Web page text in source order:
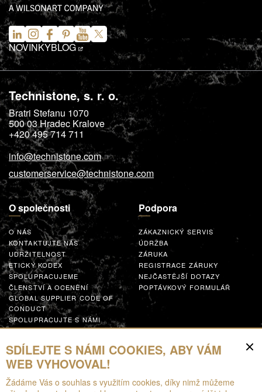
NOVINKYBLOG
Technistone, s. r. o.
Bratri Stefanu 1070
500 03Hradec Kralove
+420 495 714 711
info@technistone.com
customerservice@technistone.com
O společnosti
O NÁS
KONTAKTUJTE NÁS
UDRŽITELNOST
ETICKÝ KODEX
SPOLUPRACUJEME
ČLENSTVÍ A OCENĚNÍ
GLOBAL SUPPLIER CODE OF
CONDUCT
SPOLUPRACUJTE S NÁMI
Podpora
ZÁKAZNICKÝ SERVIS
ÚDRŽBA
ZÁRUKA
REGISTRACE ZÁRUKY
NEJČASTĚJŠÍ DOTAZY
POPTÁVKOVÝ FORMULÁŘ
Zdroje
KE STAŽENÍ
BROŽURY
SDÍLEJTE S NÁMI COOKIES, ABY VÁM
WEB VYHOVOVAL!
Žádáme Vás o souhlas s využitím cookies, díky nimž můžeme